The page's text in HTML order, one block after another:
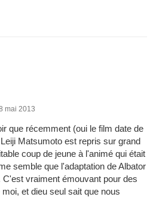
mai 2013
que récemment (oui le film date de
Matsumoto est repris sur grand
coup de jeune à l'animé qui était
semble que l'adaptation de Albator
vraiment émouvant pour des
et dieu seul sait que nous